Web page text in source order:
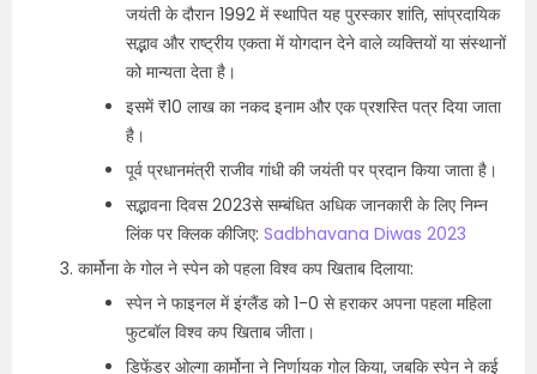
जयंती के दौरान 1992 में स्थापित यह पुरस्कार शांति, सांप्रदायिक
सद्भाव और राष्ट्रीय एकता में योगदान देने वाले व्यक्तियों या संस्थानों
को मान्यता देता है।
इसमें ₹10 लाख का नकद इनाम और एक प्रशस्ति पत्र दिया जाता
है।
पूर्व प्रधानमंत्री राजीव गांधी की जयंती पर प्रदान किया जाता है।
सद्भावना दिवस 2023से सम्बंधित अधिक जानकारी के लिए निम्न
लिंक पर क्लिक कीजिए: Sadbhavana Diwas 2023
कार्मोना के गोल ने स्पेन को पहला विश्व कप खिताब दिलाया:
स्पेन ने फाइनल में इंग्लैंड को 1-0 से हराकर अपना पहला महिला
फुटबॉल विश्व कप खिताब जीता।
डिफेंडर ओल्गा कार्मोना ने निर्णायक गोल किया, जबकि स्पेन ने कई